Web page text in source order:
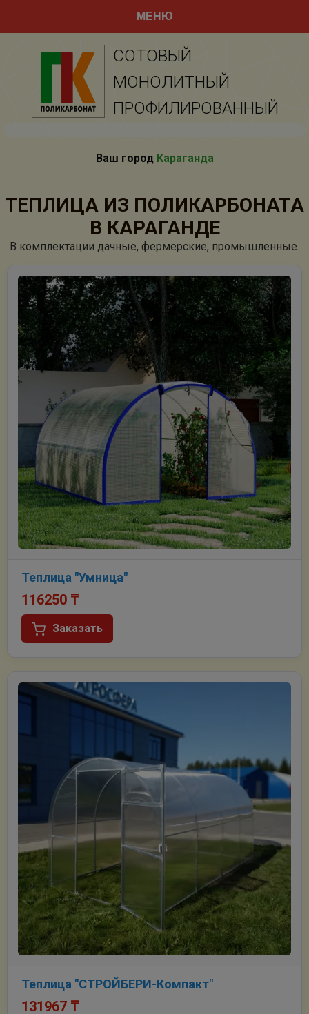
МЕНЮ
СОТОВЫЙ
МОНОЛИТНЫЙ
ПРОФИЛИРОВАННЫЙ
Ваш город Караганда
ТЕПЛИЦА ИЗ ПОЛИКАРБОНАТА
В КАРАГАНДЕ
В комплектации дачные, фермерские, промышленные.
Теплица "Умница"
116250 ₸
Заказать
Теплица "СТРОЙБЕРИ-Компакт"
131967 ₸